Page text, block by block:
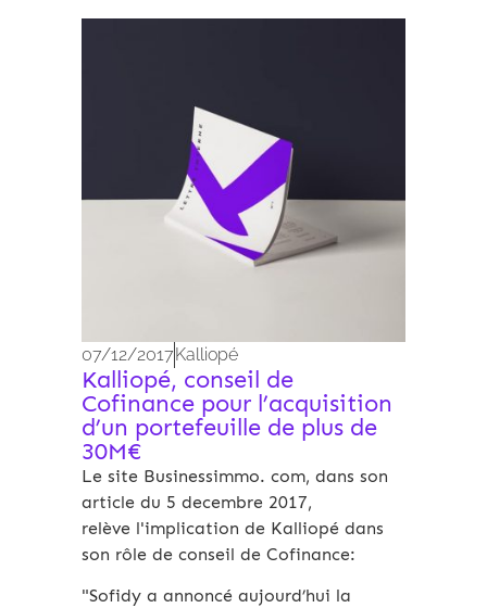
07/12/2017Kalliopé
Kalliopé, conseil de
Cofinance pour l’acquisition
d’un portefeuille de plus de
30M€
Le site Businessimmo. com, dans son
article du 5 decembre 2017,
relève l'implication de Kalliopé dans
son rôle de conseil de Cofinance:
"Sofidy a annoncé aujourd’hui la